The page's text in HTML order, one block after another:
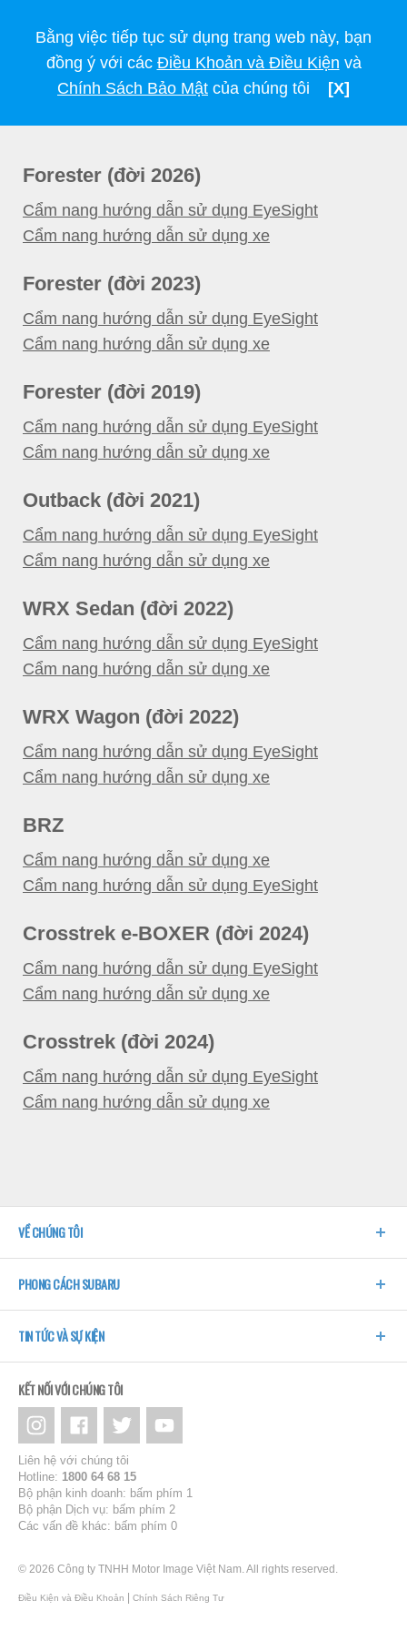
Bằng việc tiếp tục sử dụng trang web này, bạn
đồng ý với các Điều Khoản và Điều Kiện và
Chính Sách Bảo Mật của chúng tôi [X]
Cẩm nang sử dụng xe Subaru
Forester (đời 2026)
Cẩm nang hướng dẫn sử dụng EyeSight​
Cẩm nang hướng dẫn sử dụng xe
Forester (đời 2023)
Cẩm nang hướng dẫn sử dụng EyeSight
Cẩm nang hướng dẫn sử dụng xe
Forester (đời 2019)
Cẩm nang hướng dẫn sử dụng EyeSight
Cẩm nang hướng dẫn sử dụng xe
Outback (đời 2021)
Cẩm nang hướng dẫn sử dụng EyeSight
Cẩm nang hướng dẫn sử dụng xe
WRX Sedan (đời 2022)
Cẩm nang hướng dẫn sử dụng EyeSight
Cẩm nang hướng dẫn sử dụng xe
WRX Wagon (đời 2022)
Cẩm nang hướng dẫn sử dụng EyeSight
Cẩm nang hướng dẫn sử dụng xe
BRZ
Cẩm nang hướng dẫn sử dụng xe
Cẩm nang hướng dẫn sử dụng EyeSight
Crosstrek e-BOXER (đời 2024)
Cẩm nang hướng dẫn sử dụng EyeSight
Cẩm nang hướng dẫn sử dụng xe
Crosstrek (đời 2024)
Cẩm nang hướng dẫn sử dụng EyeSight
Cẩm nang hướng dẫn sử dụng xe
VỀ CHÚNG TÔI
PHONG CÁCH SUBARU
TIN TỨC VÀ SỰ KIỆN
KẾT NỐI VỚI CHÚNG TÔI
Liên hệ với chúng tôi
Hotline: 1800 64 68 15
Bộ phận kinh doanh: bấm phím 1
Bộ phận Dịch vụ: bấm phím 2
Các vấn đề khác: bấm phím 0
© 2026 Công ty TNHH Motor Image Việt Nam. All rights reserved.
Điều Kiện và Điều Khoản Chính Sách Riêng Tư